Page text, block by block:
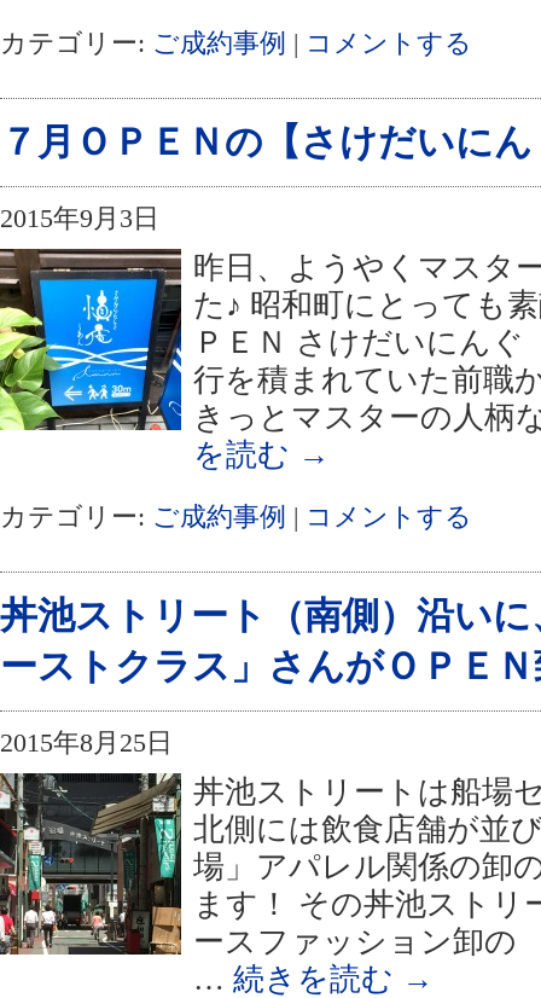
カテゴリー: ご成約事例 | コメントする
７月ＯＰＥＮの【さけだいに
2015年9月3日
昨日、ようやくマスタ
た♪ 昭和町にとっても
ＰＥＮ さけだいにん
行を積まれていた前職
きっとマスターの人
を読む →
カテゴリー: ご成約事例 | コメントする
丼池ストリート（南側）沿い
ーストクラス」さんがＯＰＥ
2015年8月25日
丼池ストリートは船場
北側には飲食店舗が並
場」アパレル関係の卸
ます！ その丼池スト
ースファッション卸の
… 続きを読む →